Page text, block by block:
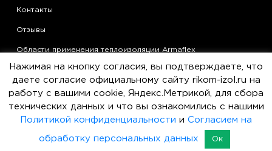
Контакты
Отзывы
Области применения теплоизоляции Armaflex
Статьи
Политика конфиденциальности
Согласие на обработку персональных данных
Нажимая на кнопку согласия, вы подтверждаете, что
даете согласие официальному сайту rikom-izol.ru на
работу с вашими cookie, Яндекс.Метрикой, для сбора
технических данных и что вы ознакомились с нашими
Политикой конфиденциальности и Согласием на
обработку персональных данных Ок